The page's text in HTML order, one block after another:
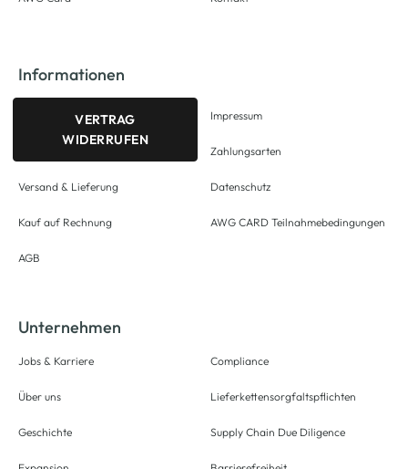
Informationen
VERTRAG
WIDERRUFEN
Versand & Lieferung
Kauf auf Rechnung
AGB
Impressum
Zahlungsarten
Datenschutz
AWG CARD Teilnahmebedingungen
Unternehmen
Jobs & Karriere
Über uns
Geschichte
Compliance
Lieferkettensorgfaltspflichten
Supply Chain Due Diligence